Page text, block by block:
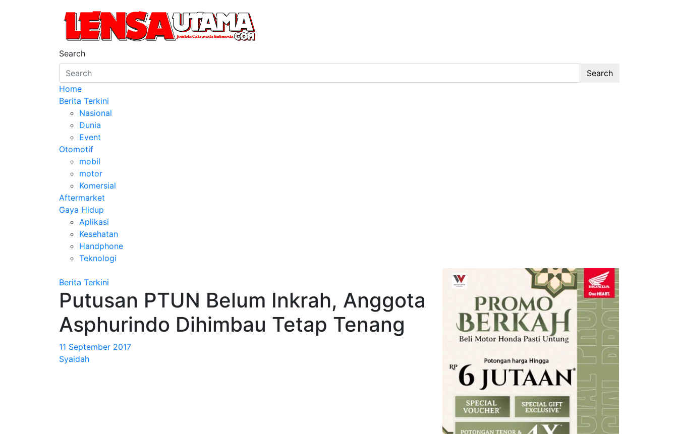
LensaUtama
Jendela Cakrawala Indonesia
Search
Search
Home
Berita Terkini
Nasional
Dunia
Event
Otomotif
mobil
motor
Komersial
Aftermarket
Gaya Hidup
Aplikasi
Kesehatan
Handphone
Teknologi
Berita Terkini
Putusan PTUN Belum Inkrah, Anggota
Asphurindo Dihimbau Tetap Tenang
11 September 2017
Syaidah